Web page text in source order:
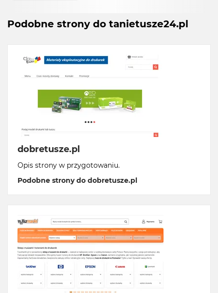
Podobne strony do tanietusze24.pl
dobretusze.pl
Opis strony w przygotowaniu.
Podobne strony do dobretusze.pl